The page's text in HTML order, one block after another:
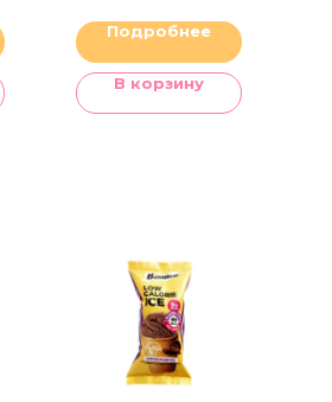
Подробнее
В корзину